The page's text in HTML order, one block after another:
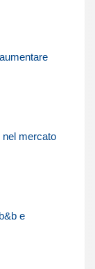
nel mercato
e